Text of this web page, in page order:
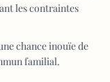
les contraintes
chance inouïe de
familial.